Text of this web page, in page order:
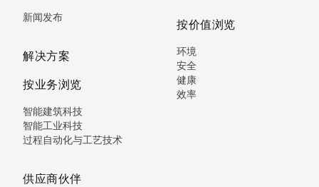
新闻发布
解决方案
按业务浏览
智能建筑科技
智能工业科技
过程自动化与工艺技术
供应商伙伴
按价值浏览
环境
安全
健康
效率